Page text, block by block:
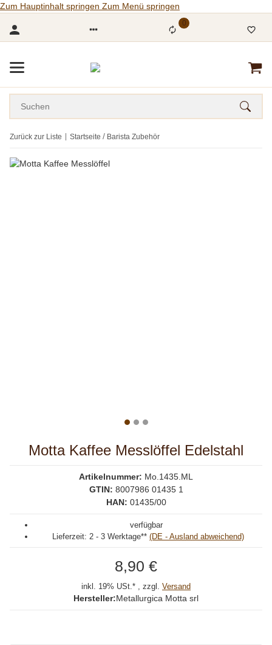
Zum Hauptinhalt springen Zum Menü springen
0
Zurück zur Liste Startseite Barista Zubehör
Motta Kaffee Messlöffel Edelstahl
Artikelnummer: Mo.1435.ML
GTIN: 8007986 01435 1
HAN: 01435/00
verfügbar
Lieferzeit: 2 - 3 Werktage** (DE - Ausland abweichend)
8,90 €
inkl. 19% USt.* , zzgl. Versand
Hersteller:Metallurgica Motta srl